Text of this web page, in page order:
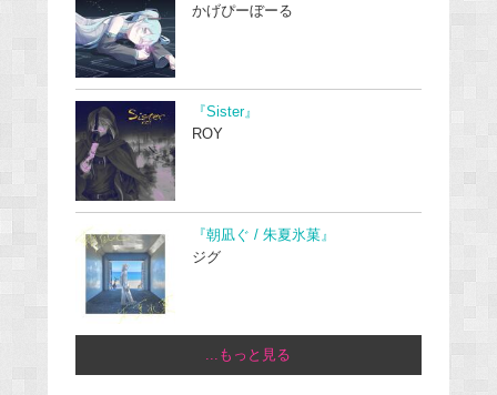
かげぴーぼーる
『Sister』
ROY
『朝凪ぐ / 朱夏氷菓』
ジグ
...もっと見る